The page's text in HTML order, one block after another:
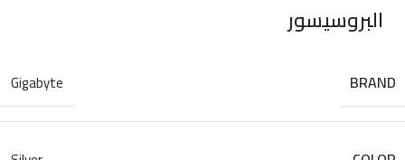
البروسيسور
BRAND
Gigabyte